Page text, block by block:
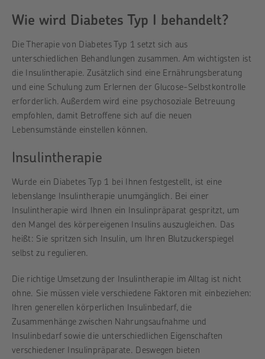
Wie wird Diabetes Typ I behandelt?
Die Therapie von Diabetes Typ 1 setzt sich aus
unterschiedlichen Behandlungen zusammen. Am wichtigsten ist
die Insulintherapie. Zusätzlich sind eine Ernährungsberatung
und eine Schulung zum Erlernen der Glucose-Selbstkontrolle
erforderlich. Außerdem wird eine psychosoziale Betreuung
empfohlen, damit Betroffene sich auf die neuen
Lebensumstände einstellen können.
Insulintherapie
Wurde ein Diabetes Typ 1 bei Ihnen festgestellt, ist eine
lebenslange Insulintherapie unumgänglich. Bei einer
Insulintherapie wird Ihnen ein Insulinpräparat gespritzt, um
den Mangel des körpereigenen Insulins auszugleichen. Das
heißt: Sie spritzen sich Insulin, um Ihren Blutzuckerspiegel
selbst zu regulieren.
Die richtige Umsetzung der Insulintherapie im Alltag ist nicht
ohne. Sie müssen viele verschiedene Faktoren mit einbeziehen:
Ihren generellen körperlichen Insulinbedarf, die
Zusammenhänge zwischen Nahrungsaufnahme und
Insulinbedarf sowie die unterschiedlichen Eigenschaften
verschiedener Insulinpräparate. Deswegen bieten